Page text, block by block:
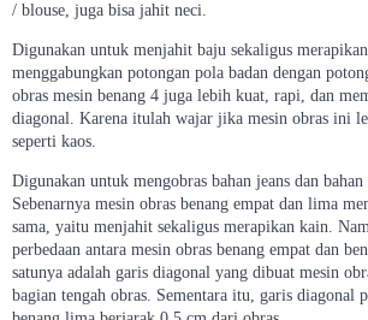
/ blouse, juga bisa jahit neci.
Digunakan untuk menjahit baju sekaligus
menggabungkan potongan pola badan dengan
obras mesin benang 4 juga lebih kuat, rapi, dan
diagonal. Karena itulah wajar jika mesin obras ini
seperti kaos.
Digunakan untuk mengobras bahan jeans dan
Sebenarnya mesin obras benang empat dan lima
sama, yaitu menjahit sekaligus merapikan kain.
perbedaan antara mesin obras benang empat dan
satunya adalah garis diagonal yang dibuat mesin
bagian tengah obras. Sementara itu, garis diagonal